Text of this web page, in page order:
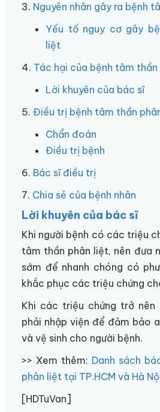
3. Nguyên nhân gây ra bệnh
Yếu tố nguy cơ gây
liệt
4. Tác hại của bệnh tâm
Lời khuyên của bác sĩ
5. Điều trị bệnh tâm thần
Chẩn đoán
Điều trị bệnh
6. Bác sĩ điều trị
7. Chia sẻ của bệnh nhân
Lời khuyên của bác sĩ
Khi người bệnh có các triệu
tâm thần phân liệt, nên đưa
sớm để nhanh chóng có
khắc phục các triệu chứng
Khi các triệu chứng trở nên
phải nhập viện để đảm bảo
và vệ sinh cho người bệnh.
>> Xem thêm: Danh sách
phân liệt tại TP.HCM và Hà
[HDTuVan]